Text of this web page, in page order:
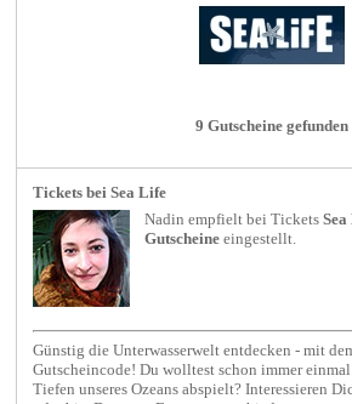
9 Gutscheine gefunden
Tickets bei Sea Life
Nadin empfielt beiTickets
Gutscheine eingestellt.
Günstig die Unterwasserwelt entdecken - mit
Gutscheincode! Du wolltest schon immer
Tiefen unseres Ozeans abspielt? Interessieren